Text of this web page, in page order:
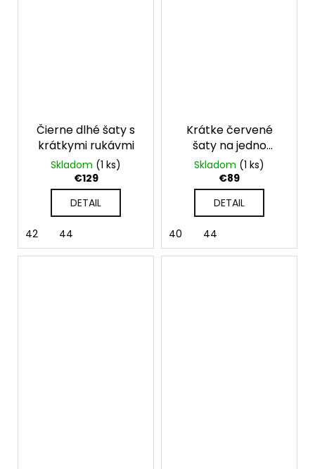
Čierne dlhé šaty s
krátkymi rukávmi
Skladom (1 ks)
€129
DETAIL
42 44
Krátke červené
šaty na jedno
rameno
Skladom (1 ks)
€89
DETAIL
40 44